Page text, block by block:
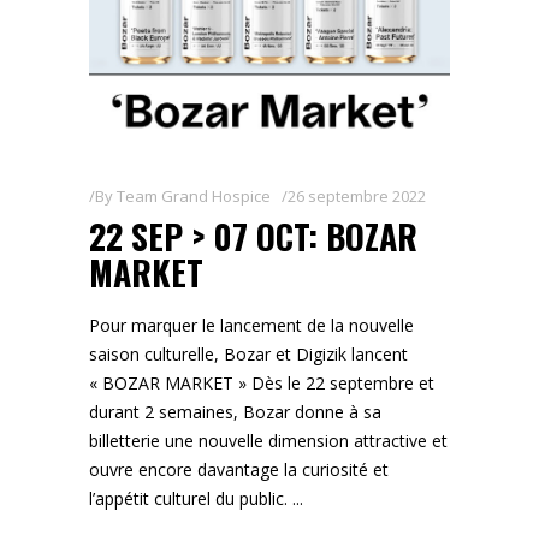
ByTeam Grand Hospice 26 septembre 2022
22 SEP > 07 OCT: BOZAR
MARKET
Pour marquer le lancement de la nouvelle
saison culturelle, Bozar et Digizik lancent
« BOZAR MARKET » Dès le 22 septembre et
durant 2 semaines, Bozar donne à sa
billetterie une nouvelle dimension attractive et
ouvre encore davantage la curiosité et
l’appétit culturel du public.